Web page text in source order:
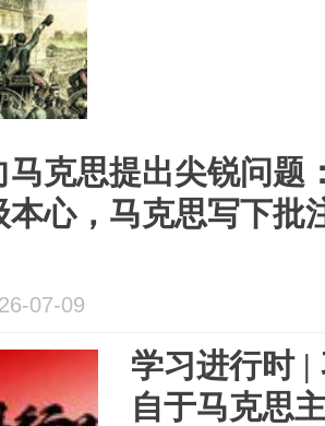
马克思提出尖锐问题
本心，马克思写下批
07-09
学习进行时 |
自于马克思